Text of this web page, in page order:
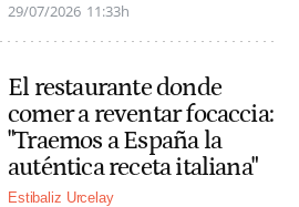
29/07/2026 11:33h
El restaurante donde
comer a reventar focaccia:
"Traemos a España la
auténtica receta italiana"
Estibaliz Urcelay